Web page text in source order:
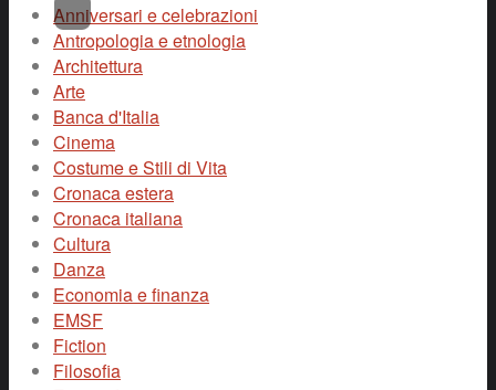
Anniversari e celebrazioni
Antropologia e etnologia
Architettura
Arte
Banca d'Italia
Cinema
Costume e Stili di Vita
Cronaca estera
Cronaca italiana
Cultura
Danza
Economia e finanza
EMSF
Fiction
Filosofia